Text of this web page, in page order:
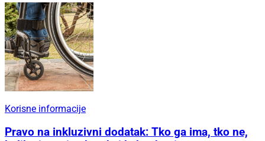
Korisne informacije
Pravo na inkluzivni dodatak: Tko ga ima, tko ne,